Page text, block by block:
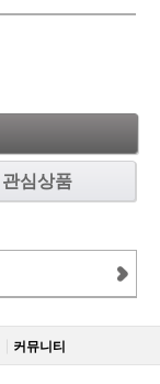
관심상품
커뮤니티